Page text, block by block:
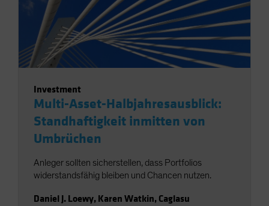
Investment
Multi-Asset-Halbjahresausblick:
Standhaftigkeit inmitten von
Umbrüchen
Anleger sollten sicherstellen, dass Portfolios
widerstandsfähig bleiben und Chancen nutzen.
Daniel J. Loewy, Karen Watkin, Caglasu